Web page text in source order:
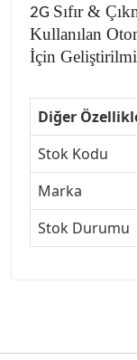
2G Sıfır &
Kullanılan
İçin
Diğer
Stok Kodu
Marka
Stok Durumu